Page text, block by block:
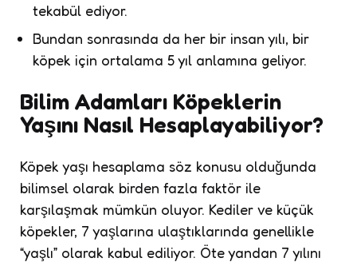
tekabül ediyor.
Bundan sonrasında da her bir insan yılı, bir
köpek için ortalama 5 yıl anlamına geliyor.
Bilim Adamları Köpeklerin
Yaşını Nasıl Hesaplayabiliyor?
Köpek yaşı hesaplama söz konusu olduğunda
bilimsel olarak birden fazla faktör ile
karşılaşmak mümkün oluyor. Kediler ve küçük
köpekler, 7 yaşlarına ulaştıklarında genellikle
“yaşlı” olarak kabul ediliyor. Öte yandan 7 yılını